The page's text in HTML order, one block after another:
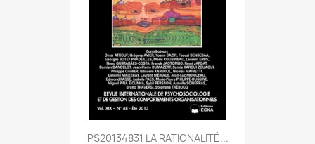
PS20134831 LA RATIONALITÉ...